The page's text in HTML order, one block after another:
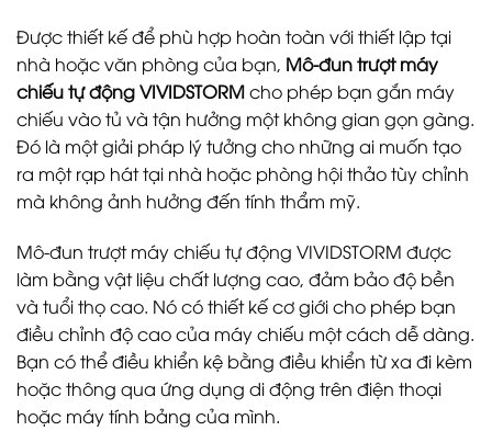
Được thiết kế để phù hợp hoàn toàn với thiết lập tại
nhà hoặc văn phòng của bạn, Mô-đun trượt máy
chiếu tự động VIVIDSTORMcho phép bạn gắn máy
chiếu vào tủ và tận hưởng một không gian gọn gàng.
Đó là một giải pháp lý tưởng cho những ai muốn tạo
ra một rạp hát tại nhà hoặc phòng hội thảo tùy chỉnh
mà không ảnh hưởng đến tính thẩm mỹ.
Mô-đun trượt máy chiếu tự động VIVIDSTORM được
làm bằng vật liệu chất lượng cao, đảm bảo độ bền
và tuổi thọ cao. Nó có thiết kế cơ giới cho phép bạn
điều chỉnh độ cao của máy chiếu một cách dễ dàng.
Bạn có thể điều khiển kệ bằng điều khiển từ xa đi kèm
hoặc thông qua ứng dụng di động trên điện thoại
hoặc máy tính bảng của mình.